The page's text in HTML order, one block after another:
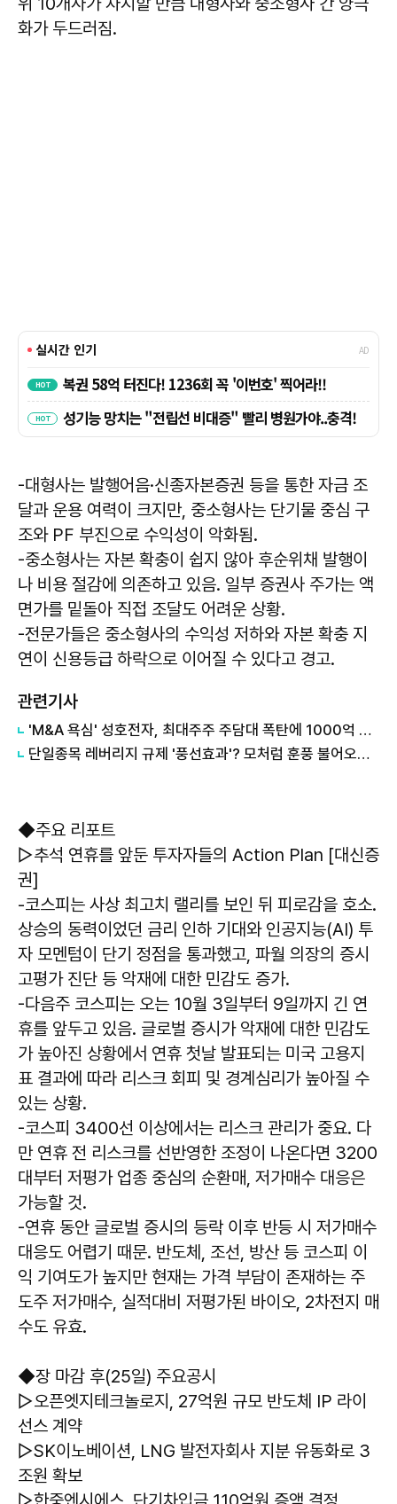
화가 두드러짐.
-대형사는 발행어음·신종자본증권 등을 통한 자금 조
달과 운용 여력이 크지만, 중소형사는 단기물 중심 구
조와 PF 부진으로 수익성이 악화됨.
-중소형사는 자본 확충이 쉽지 않아 후순위채 발행이
나 비용 절감에 의존하고 있음. 일부 증권사 주가는 액
면가를 밑돌아 직접 조달도 어려운 상황.
-전문가들은 중소형사의 수익성 저하와 자본 확충 지
연이 신용등급 하락으로 이어질 수 있다고 경고.
관련기사
'M&A 욕심' 성호전자, 최대주주 주담대 폭탄에 1000억 CB '재무 악순환' 外
단일종목 레버리지 규제 '풍선효과'? 모처럼 훈풍 불어오는 코스닥 外
◆주요 리포트
▷추석 연휴를 앞둔 투자자들의 Action Plan [대신증
권]
-코스피는 사상 최고치 랠리를 보인 뒤 피로감을 호소.
상승의 동력이었던 금리 인하 기대와 인공지능(AI) 투
자 모멘텀이 단기 정점을 통과했고, 파월 의장의 증시
고평가 진단 등 악재에 대한 민감도 증가.
-다음주 코스피는 오는 10월 3일부터 9일까지 긴 연
휴를 앞두고 있음. 글로벌 증시가 악재에 대한 민감도
가 높아진 상황에서 연휴 첫날 발표되는 미국 고용지
표 결과에 따라 리스크 회피 및 경계심리가 높아질 수
있는 상황.
-코스피 3400선 이상에서는 리스크 관리가 중요. 다
만 연휴 전 리스크를 선반영한 조정이 나온다면 3200
대부터 저평가 업종 중심의 순환매, 저가매수 대응은
가능할 것.
-연휴 동안 글로벌 증시의 등락 이후 반등 시 저가매수
대응도 어렵기 때문. 반도체, 조선, 방산 등 코스피 이
익 기여도가 높지만 현재는 가격 부담이 존재하는 주
도주 저가매수, 실적대비 저평가된 바이오, 2차전지 매
수도 유효.
◆장 마감 후(25일) 주요공시
▷오픈엣지테크놀로지, 27억원 규모 반도체 IP 라이
선스 계약
▷SK이노베이션, LNG 발전자회사 지분 유동화로 3
조원 확보